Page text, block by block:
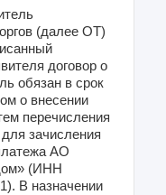
(далее ОТ)
договор о
обязан в срок
о внесении
перечисления
зачисления
АО
(ИНН
В назначении